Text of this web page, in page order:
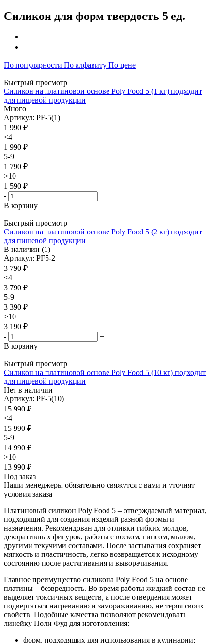
Силикон для форм твердость 5 ед.
По популярности По алфавиту По цене
Быстрый просмотр
Силикон на платиновой основе Poly Food 5 (1 кг) подходит
для пищевой продукции
Много
Артикул: PF-5(1)
1 990 ₽
<4
1 990 ₽
5-9
1 790 ₽
>10
1 590 ₽
-
+
В корзину
Быстрый просмотр
Силикон на платиновой основе Poly Food 5 (2 кг) подходит
для пищевой продукции
В наличии (1)
Артикул: PF5-2
3 790 ₽
<4
3 790 ₽
5-9
3 390 ₽
>10
3 190 ₽
-
+
В корзину
Быстрый просмотр
Силикон на платиновой основе Poly Food 5 (10 кг) подходит
для пищевой продукции
Нет в наличии
Артикул: PF-5(10)
15 990 ₽
<4
15 990 ₽
5-9
14 990 ₽
>10
13 990 ₽
Под заказ
Наши менеджеры обязательно свяжутся с вами и уточнят
условия заказа
Платиновый силикон Poly Food 5 – отверждаемый материал,
подходящий для создания изделий разной формы и
назначения. Рекомендован для отливки гибких молдов,
декоративных фигурок, работы с воском, гипсом, мылом,
другими текучими составами. После застывания сохраняет
мягкость и пластичность, легко возвращается к исходному
состоянию после растягивания и выворачивания.
Главное преимущество силикона Poly Food 5 на основе
платины – безвредность. Во время работы жидкий состав не
выделяет токсичных веществ, а после отвердения может
подвергаться нагреванию и замораживанию, не теряя своих
свойств. Подобные качества позволяют рекомендовать
линейку Поли Фуд для изготовления:
форм, подходящих для использования в кулинарии;